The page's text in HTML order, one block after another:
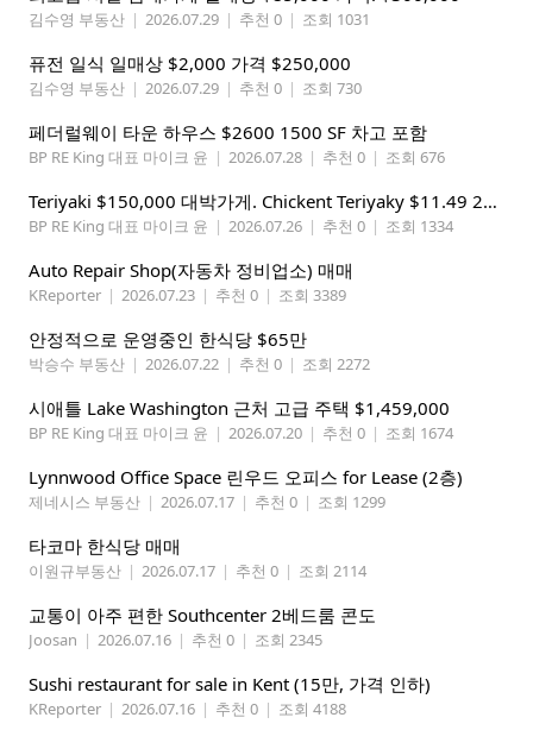
김수영 부동산 | 2026.07.29 | 추천 0 | 조회 1031
퓨전 일식 일매상 $2,000 가격 $250,000
김수영 부동산 | 2026.07.29 | 추천 0 | 조회 730
페더럴웨이 타운 하우스 $2600 1500 SF 차고 포함
BP RE King 대표 마이크 윤 | 2026.07.28 | 추천 0 | 조회 676
Teriyaki $150,000 대박가게. Chickent Teriyaky $11.49 25 Min from Lynnwood
BP RE King 대표 마이크 윤 | 2026.07.26 | 추천 0 | 조회 1334
Auto Repair Shop(자동차 정비업소) 매매
KReporter | 2026.07.23 | 추천 0 | 조회 3389
안정적으로 운영중인 한식당 $65만
박승수 부동산 | 2026.07.22 | 추천 0 | 조회 2272
시애틀 Lake Washington 근처 고급 주택 $1,459,000
BP RE King 대표 마이크 윤 | 2026.07.20 | 추천 0 | 조회 1674
Lynnwood Office Space 린우드 오피스 for Lease (2층)
제네시스 부동산 | 2026.07.17 | 추천 0 | 조회 1299
타코마 한식당 매매
이원규부동산 | 2026.07.17 | 추천 0 | 조회 2114
교통이 아주 편한 Southcenter 2베드룸 콘도
Joosan | 2026.07.16 | 추천 0 | 조회 2345
Sushi restaurant for sale in Kent (15만, 가격 인하)
KReporter | 2026.07.16 | 추천 0 | 조회 4188